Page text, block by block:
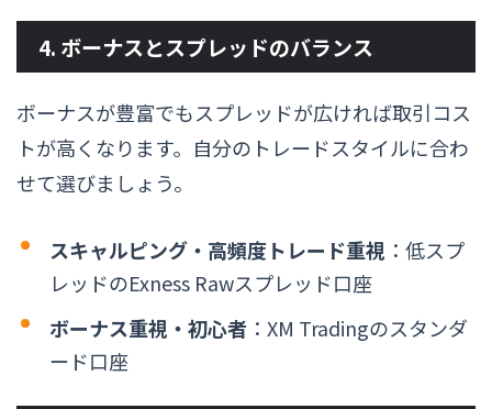
4. ボーナスとスプレッドのバランス
ボーナスが豊富でもスプレッドが広ければ取引コス
トが高くなります。自分のトレードスタイルに合わ
せて選びましょう。
スキャルピング・高頻度トレード重視 ：低スプ
レッドのExness Rawスプレッド口座
ボーナス重視・初心者 ：XM Tradingのスタンダ
ード口座